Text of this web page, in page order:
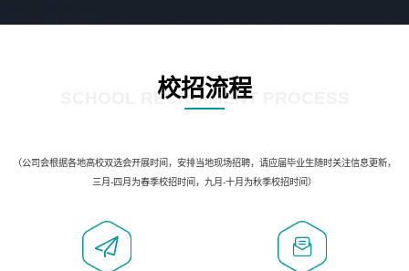
校招流程
SCHOOL RECRUIMENT PROCESS
（公司会根据各地高校双选会开展时间，安排当地现场招聘，请应届毕业生随时关注信息更新，
三月-四月为春季校招时间，九月-十月为秋季校招时间）